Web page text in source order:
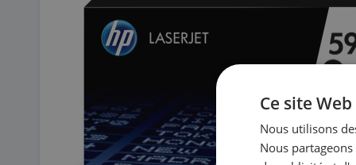
FRÉQUENCE* QUANTITÉ PAR
DATE DE PREMIÈRE LIVRAISON SOUHAITÉE
PRÉNOM* NOM*
Ce site
Nous utilisons
Nous